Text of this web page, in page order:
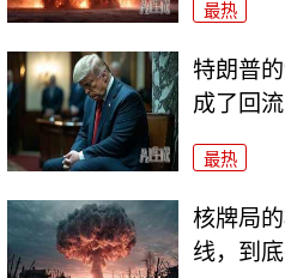
最热
特朗普
成了回流
最热
核牌局
线，到底